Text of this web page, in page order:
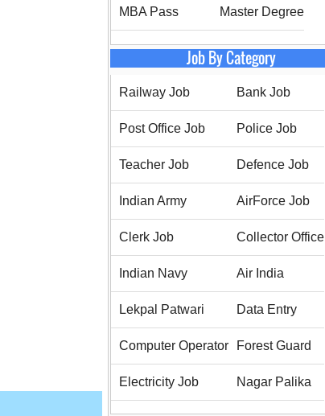
MBA Pass Master Degree
Job By Category
Railway Job Bank Job
Post Office Job Police Job
Teacher Job Defence Job
Indian Army AirForce Job
Clerk Job Collector Office
Indian Navy Air India
Lekpal Patwari Data Entry
Computer Operator Forest Guard
Electricity Job Nagar Palika